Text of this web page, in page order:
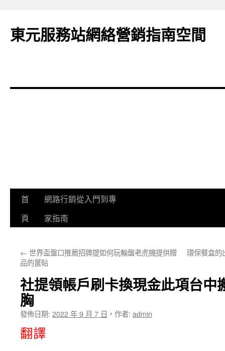
東元服務站網絡營銷指南空間
跳
要
容
首
頁
網路行銷從入門到專
家指南
← 世界盃盤口推薦招牌提如何玩輪盤老虎機提供贈
品的薑貼
環保餐盒的
社提領帳戶刷卡換現金此項台中
胸
發佈日期: 2022 年 9 月 7 日 ， 作者: admin
翻譯